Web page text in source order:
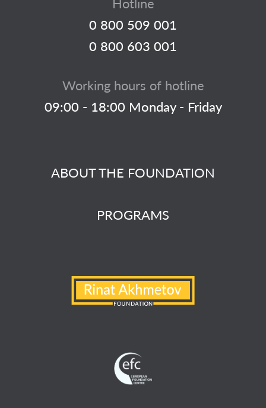
ABOUT THE FOUNDATION
PROGRAMS
Hotline
0 800 509 001
0 800 603 001
Working hours of hotline
09:00 - 18:00 Monday - Friday